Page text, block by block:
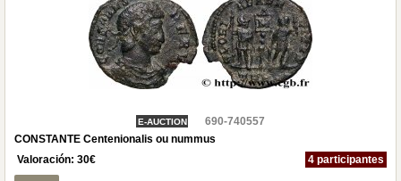
E-AUCTION
690-740557
CONSTANTE Centenionalis ou nummus
Valoración: 30€ 4 participantes